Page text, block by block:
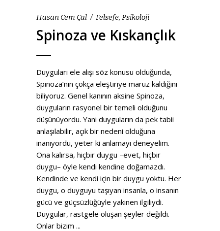
Hasan Cem Çal Felsefe, Psikoloji
Spinoza ve Kıskançlık
Duyguları ele alışı söz konusu olduğunda,
Spinoza’nın çokça eleştiriye maruz kaldığını
biliyoruz. Genel kanının aksine Spinoza,
duyguların rasyonel bir temeli olduğunu
düşünüyordu. Yani duyguların da pek tabii
anlaşılabilir, açık bir nedeni olduğuna
inanıyordu, yeter ki anlamayı deneyelim.
Ona kalırsa, hiçbir duygu –evet, hiçbir
duygu– öyle kendi kendine doğamazdı.
Kendinde ve kendi için bir duygu yoktu. Her
duygu, o duyguyu taşıyan insanla, o insanın
gücü ve güçsüzlüğüyle yakinen ilgiliydi.
Duygular, rastgele oluşan şeyler değildi.
Onlar bizim